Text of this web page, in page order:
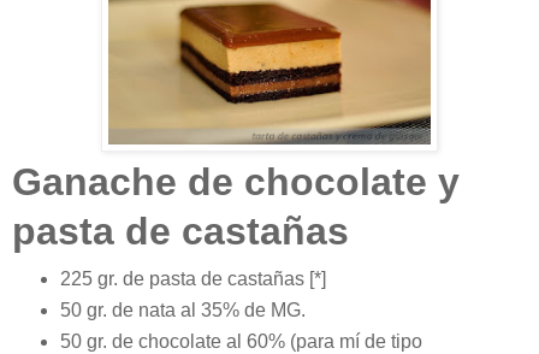
Ganache de chocolate y
pasta de castañas
225 gr. de pasta de castañas [*]
50 gr. de nata al 35% de MG.
50 gr. de chocolate al 60% (para mí de tipo